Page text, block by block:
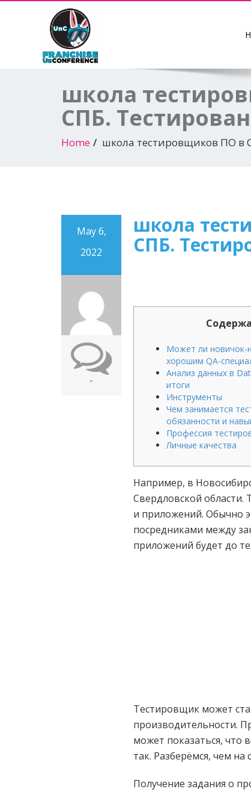
школа
СПБ.
Home школа тестировщиков ПО в
May 6,
2022
-
школа
СПБ.
Может ли новичок-
хорошим QA-
Анализ данных в
итоги
Инструменты
Чем занимается
обязанности и
Профессия
Личные качества
Например, в
Свердловской
и приложений. Обычно
посредниками между
приложений будет до
Тестировщик может
производительности.
может показаться, что
так. Разберёмся, чем
Получение задания о